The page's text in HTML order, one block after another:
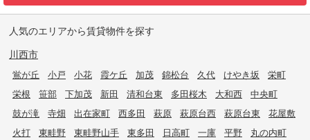
人気のエリアから賃貸物件を探す
川西市
鴬が丘 小戸 小花 霞ケ丘 加茂 錦松台 久代 けやき坂
栄町
栄根
笹部 下加茂 新田 清和台東 多田桜木 大和西
中央町
鼓が滝
寺畑 出在家町 西多田 萩原 萩原台西 萩原台東
花屋敷
火打
東畦野 東畦野山手 東多田 日高町 一庫 平野
丸の内町